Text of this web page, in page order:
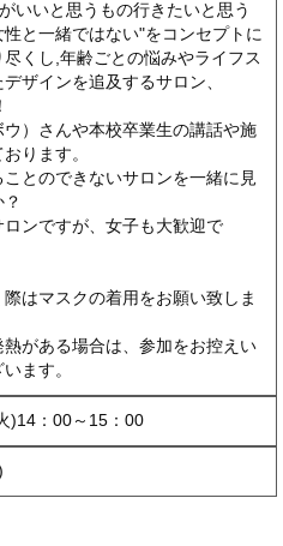
いいと思うもの行きたいと思う
と一緒ではない"をコンセプトに
くし,年齢ごとの悩みやライフス
ザインを追及するサロン、
）さんや本校卒業生の講話や施
ります。
とのできないサロンを一緒に見
ロンですが、女子も大歓迎で
際はマスクの着用をお願い致しま
熱がある場合は、参加をお控えい
ます。
)14：00～15：00